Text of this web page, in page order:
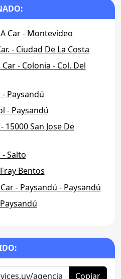
Car - Montevideo
- Ciudad De La Costa
- Colonia - Col. Del
- Paysandú
- Paysandú
15000 San Jose De
- Salto
Bentos
- Paysandú - Paysandú
Copiar